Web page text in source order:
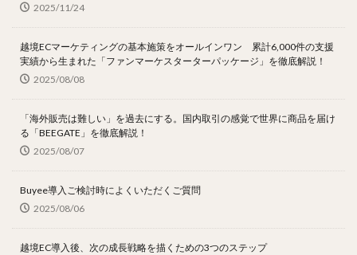
2025/11/24
越境ECマーケティングの基本施策をオールインワン 累計6,000件の支援
実績から生まれた「ファンマーケスターターパッケージ」を徹底解説！
2025/08/08
「海外販売は難しい」を過去にする。国内取引の感覚で世界に商品を届け
る「BEEGATE」を徹底解説！
2025/08/07
Buyee導入ご検討時によくいただくご質問
2025/08/06
越境EC導入後、次の成長戦略を描くための3つのステップ